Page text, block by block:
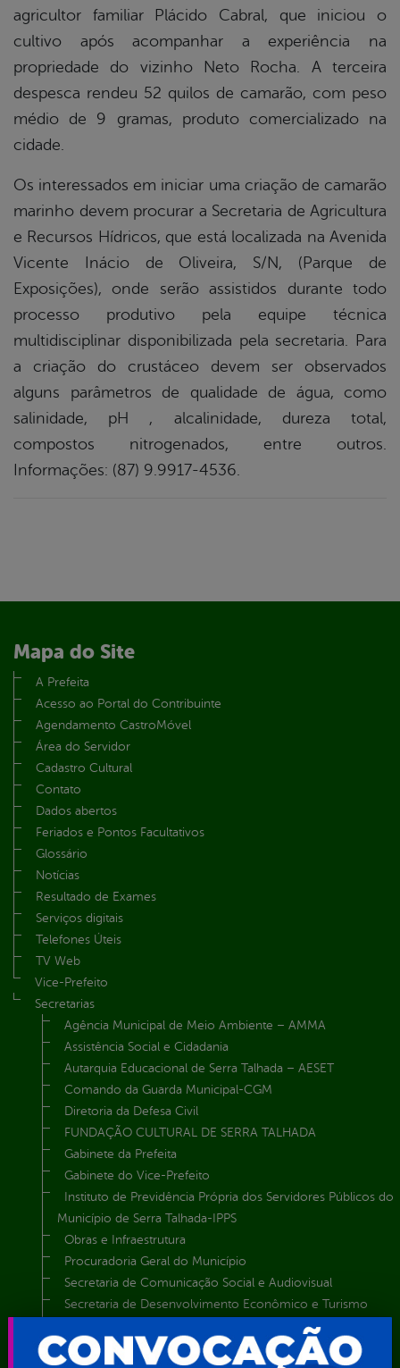
agricultor familiar Plácido Cabral, que iniciou o
cultivo após acompanhar a experiência na
propriedade do vizinho Neto Rocha. A terceira
despesca rendeu 52 quilos de camarão, com peso
médio de 9 gramas, produto comercializado na
cidade.
Os interessados em iniciar uma criação de camarão
marinho devem procurar a Secretaria de Agricultura
e Recursos Hídricos, que está localizada na Avenida
Vicente Inácio de Oliveira, S/N, (Parque de
Exposições), onde serão assistidos durante todo
processo produtivo pela equipe técnica
multidisciplinar disponibilizada pela secretaria. Para
a criação do crustáceo devem ser observados
alguns parâmetros de qualidade de água, como
salinidade, pH , alcalinidade, dureza total,
compostos nitrogenados, entre outros.
Informações: (87) 9.9917-4536.
Mapa do Site
A Prefeita
Acesso ao Portal do Contribuinte
Agendamento CastroMóvel
Área do Servidor
Cadastro Cultural
Contato
Dados abertos
Feriados e Pontos Facultativos
Glossário
Notícias
Resultado de Exames
Serviços digitais
Telefones Úteis
TV Web
Vice-Prefeito
Secretarias
Agência Municipal de Meio Ambiente – AMMA
Assistência Social e Cidadania
Autarquia Educacional de Serra Talhada – AESET
Comando da Guarda Municipal-CGM
Diretoria da Defesa Civil
FUNDAÇÃO CULTURAL DE SERRA TALHADA
Gabinete da Prefeita
Gabinete do Vice-Prefeito
Instituto de Previdência Própria dos Servidores Públicos do
Município de Serra Talhada-IPPS
Obras e Infraestrutura
Procuradoria Geral do Município
Secretaria de Comunicação Social e Audiovisual
Secretaria de Desenvolvimento Econômico e Turismo
Secretaria de Iluminação Pública e Energia Elétrica
Secretaria Municipal da Mulher – SEMU